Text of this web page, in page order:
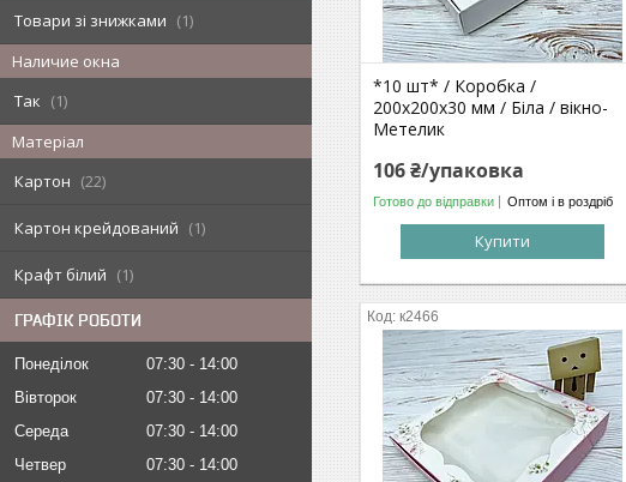
Товари зі знижками
1
Наличие окна
Так
1
Матеріал
Картон
22
Картон крейдований 1
Крафт білий 1
ГРАФІК РОБОТИ
Понеділок 07:30
14:00
Вівторок
07:30
14:00
Середа
07:30
14:00
Четвер
07:30
14:00
*10 шт* / Коробка /
200х200х30 мм / Біла / вікно-
Метелик
106 ₴/упаковка
Готово до відправки Оптом і в роздріб
Купити
к2466